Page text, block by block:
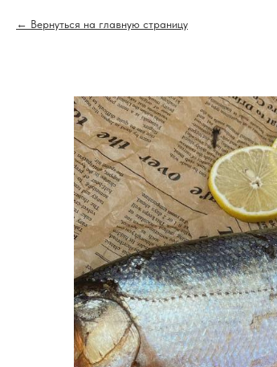
Вернуться на главную страницу